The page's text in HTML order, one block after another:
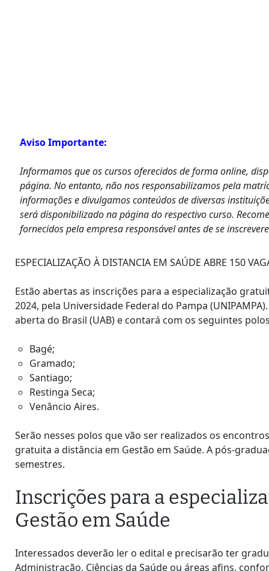
Aviso Importante:
Informamos que os cursos oferecidos de forma online,
página. No entanto, não nos responsabilizamos pela
informações e divulgamos conteúdos de diversas
será disponibilizado na página do respectivo curso.
fornecidos pela empresa responsável antes de se
ESPECIALIZAÇÃO À DISTANCIA EM SAÚDE ABRE 150
Estão abertas as inscrições para a especialização
2024, pela Universidade Federal do Pampa
aberta do Brasil (UAB) e contará com os seguintes
Bagé;
Gramado;
Santiago;
Restinga Seca;
Venâncio Aires.
Serão nesses polos que vão ser realizados os
gratuita a distância em Gestão em Saúde. A pós-
semestres.
Inscrições para a
Gestão em Saúde
Interessados deverão ler o edital e precisarão ter
Administração, Ciências da Saúde ou áreas afins,